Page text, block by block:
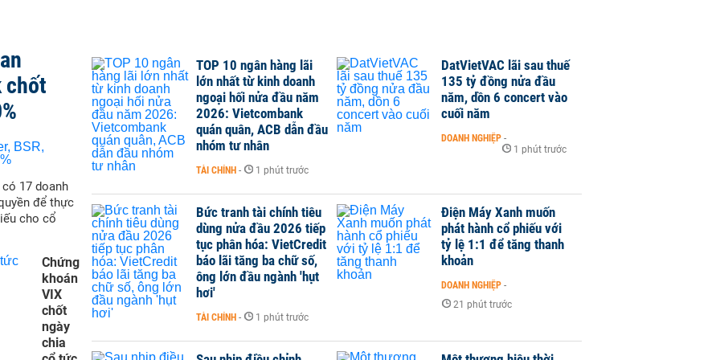
lãi suất ngân hàng VPBank
lãi suất.
nhanh chóng lãi suất VPBank mới nhấtvà các thông tin
tối ưu hóa các quyết định đầu tư và tiết kiệm.
sản phẩm
) cung cấp nhiều sản phẩm tiết kiệm với mức lãi suất
khác nhau của khách hàng. Dưới đây là tổng quan chi tiết
phẩm phổ biến nhất tại VPBank, dành cho khách hàng
mức lãi suất ổn định.
kỳ hạn từ 1 tháng đến 36 tháng, với mức lãi suất tăng dần
trong suốt kỳ hạn, đảm bảo lợi nhuận dự đoán được cho
lãi sau khi kỳ hạn kết thúc. Nếu cần rút trước hạn, lãi suất
với những khách hàng muốn duy trì sự linh hoạt, có thể rút
chốt
17 doanh
để thực
cho cổ
Chứng
khoán
VIX
chốt
ngày
chia
TOP 10 ngân hàng lãi
lớn nhất từ kinh doanh
ngoại hối nửa đầu năm
2026: Vietcombank
quán quân, ACB dẫn đầu
nhóm tư nhân
TÀI CHÍNH - 1 phút trước
DatVietVAC lãi sau thuế
135 tỷ đồng nửa đầu
năm, dồn 6 concert vào
cuối năm
DOANH NGHIỆP -
1 phút trước
Bức tranh tài chính tiêu
dùng nửa đầu 2026 tiếp
tục phân hóa: VietCredit
báo lãi tăng ba chữ số,
ông lớn đầu ngành 'hụt
hơi'
TÀI CHÍNH - 1 phút trước
Điện Máy Xanh muốn
phát hành cổ phiếu với
tỷ lệ 1:1 để tăng thanh
khoản
DOANH NGHIỆP -
21 phút trước